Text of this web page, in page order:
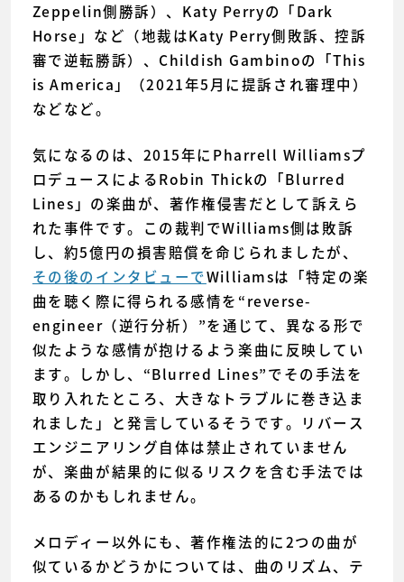
Zeppelin側勝訴）、Katy Perryの「Dark
Horse」など（地裁はKaty Perry側敗訴、控訴
審で逆転勝訴）、Childish Gambinoの「This
is America」（2021年5月に提訴され審理中）
などなど。
気になるのは、2015年にPharrell Williamsプ
ロデュースによるRobin Thickの「Blurred
Lines」の楽曲が、著作権侵害だとして訴えら
れた事件です。この裁判でWilliams側は敗訴
し、約5億円の損害賠償を命じられましたが、
その後のインタビューでWilliamsは「特定の楽
曲を聴く際に得られる感情を“reverse-
engineer（逆行分析）”を通じて、異なる形で
似たような感情が抱けるよう楽曲に反映してい
ます。しかし、“Blurred Lines”でその手法を
取り入れたところ、大きなトラブルに巻き込ま
れました」と発言しているそうです。リバース
エンジニアリング自体は禁止されていません
が、楽曲が結果的に似るリスクを含む手法では
あるのかもしれません。
メロディー以外にも、著作権法的に2つの曲が
似ているかどうかについては、曲のリズム、テ